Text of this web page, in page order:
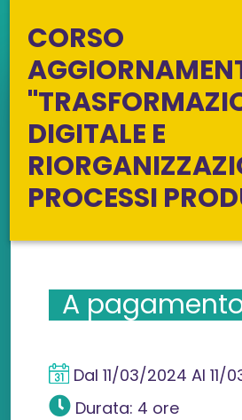
CORSO
DIGITALE E
PROCESSI
A
Dal 11/03/2024 Al 11/
Durata: 4 ore